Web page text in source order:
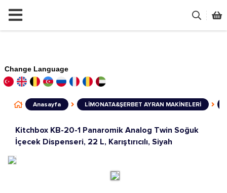
Change Language
Anasayfa LİMONATA&ŞERBET AYRAN MAKİNELERİ
Kitchbox KB-20-1 Panaromik Analog Twin Soğuk
İçecek Dispenseri, 22 L, Karıştırıcılı, Siyah